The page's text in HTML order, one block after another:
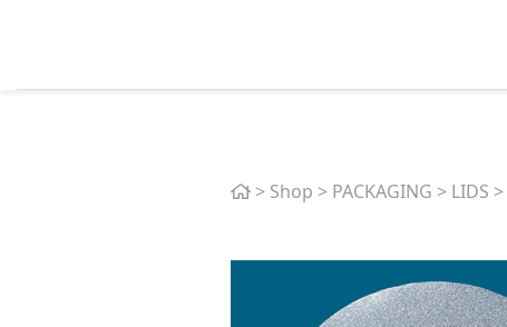
Home
> Shop > PACKAGING > LIDS >